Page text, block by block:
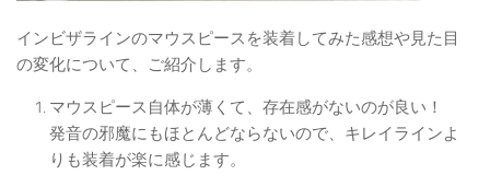
インビザラインのマウスピースを装着してみた感想や見た目
の変化について、ご紹介します。
マウスピース自体が薄くて、存在感がないのが良い！
発音の邪魔にもほとんどならないので、キレイラインよ
りも装着が楽に感じます。